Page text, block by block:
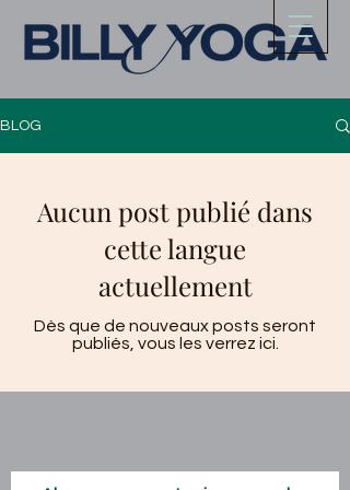
BLOG
Aucun post publié dans
cette langue
actuellement
Dès que de nouveaux posts seront
publiés, vous les verrez ici.